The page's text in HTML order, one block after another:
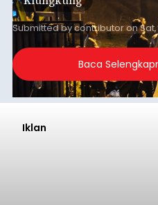
(NTT).
Submitted bycontributoron
Baca
Iklan